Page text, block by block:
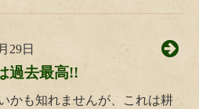
29日
過去最高!!
かも知れませんが、これは耕